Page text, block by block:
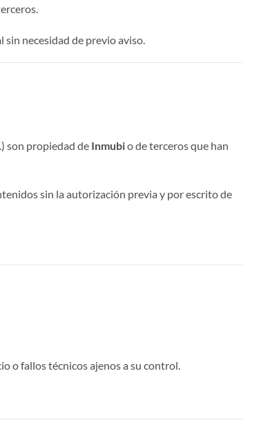
necesidad de previo aviso.
son propiedad de Inmubio de terceros que han
sin la autorización previa y por escrito de
o fallos técnicos ajenos a su control.